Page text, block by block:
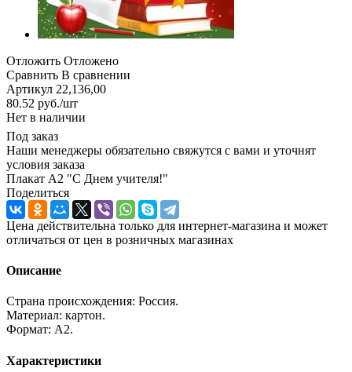
Отложить Отложено
Сравнить В сравнении
Артикул 22,136,00
80.52 руб./шт
Нет в наличии
Под заказ
Наши менеджеры обязательно свяжутся с вами и уточнят
условия заказа
Плакат А2 "С Днем учителя!"
Поделиться
Цена действительна только для интернет-магазина и может
отличаться от цен в розничных магазинах
Описание
Страна происхождения: Россия.
Материал: картон.
Формат: А2.
Характеристики